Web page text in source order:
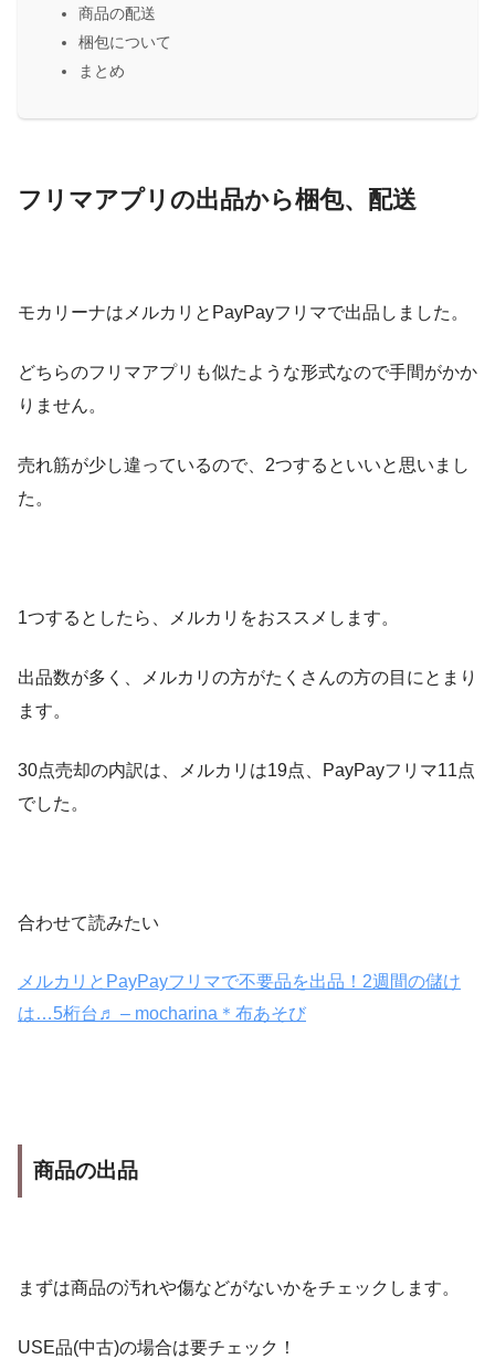
商品の配送
梱包について
まとめ
フリマアプリの出品から梱包、配送
モカリーナはメルカリとPayPayフリマで出品しました。
どちらのフリマアプリも似たような形式なので手間がかか
りません。
売れ筋が少し違っているので、2つするといいと思いまし
た。
1つするとしたら、メルカリをおススメします。
出品数が多く、メルカリの方がたくさんの方の目にとまり
ます。
30点売却の内訳は、メルカリは19点、PayPayフリマ11点
でした。
合わせて読みたい
メルカリとPayPayフリマで不要品を出品！2週間の儲け
は…5桁台♬ – mocharina＊布あそび
商品の出品
まずは商品の汚れや傷などがないかをチェックします。
USE品(中古)の場合は要チェック！